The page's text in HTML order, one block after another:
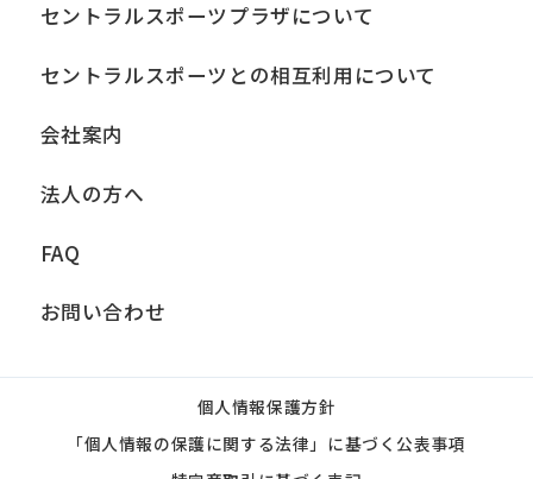
セントラルスポーツプラザについて
セントラルスポーツとの相互利用について
会社案内
法人の方へ
FAQ
お問い合わせ
個人情報保護方針
「個人情報の保護に関する法律」に基づく公表事項